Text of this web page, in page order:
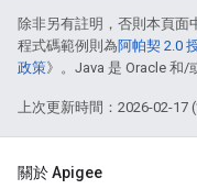
除非另有註明，否則本頁面
程式碼範例則為阿帕契 2.0
政策》。Java 是 Oracle 和/
上次更新時間：2026-02-17
關於 Apigee